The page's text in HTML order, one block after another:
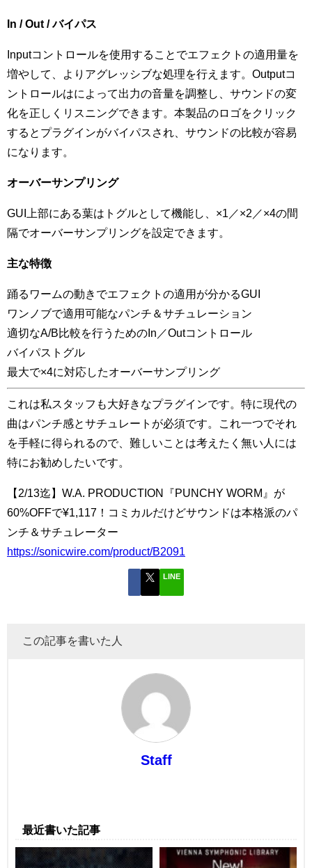
In / Out / バイパス
Inputコントロールを使用することでエフェクトの適用量を
増やして、よりアグレッシブな処理を行えます。Outputコ
ントロールはによって出力の音量を調整し、サウンドの変
化を正しくリスニングできます。本製品のロゴをクリック
するとプラグインがバイパスされ、サウンドの比較が容易
になります。
オーバーサンプリング
GUI上部にある葉はトグルとして機能し、×1／×2／×4の間
隔でオーバーサンプリングを設定できます。
主な特徴
踊るワームの動きでエフェクトの適用が分かるGUI
ワンノブで適用可能なパンチ＆サチュレーション
適切なA/B比較を行うためのIn／Outコントロール
バイパストグル
最大で×4に対応したオーバーサンプリング
これは私スタッフも大好きなプラグインです。特に現代の
曲はパンチ感とサチュレートが必須です。これ一つでそれ
を手軽に得られるので、難しいことは考えたく無い人には
特にお勧めしたいです。
【2/13迄】W.A. PRODUCTION『PUNCHY WORM』が
60%OFFで¥1,117！コミカルだけどサウンドは本格派のパ
ンチ＆サチュレーター
https://sonicwire.com/product/B2091
LINE
この記事を書いた人
Staff
最近書いた記事